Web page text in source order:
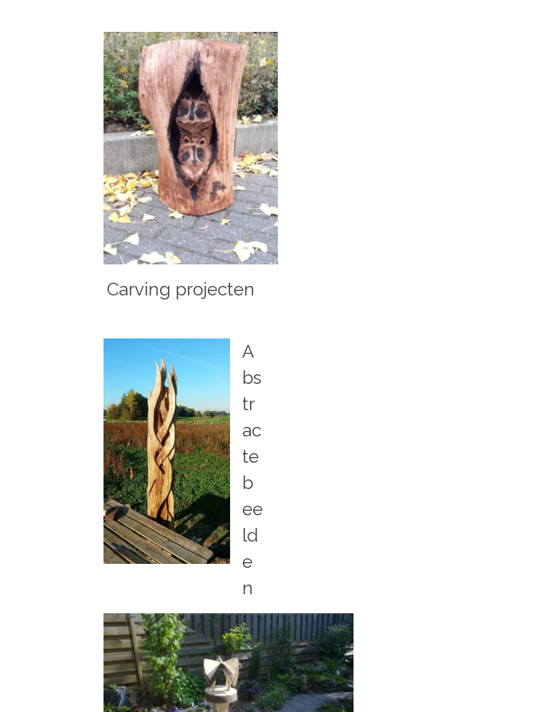
Carving projecten
A
bs
tr
ac
te
b
ee
ld
e
n